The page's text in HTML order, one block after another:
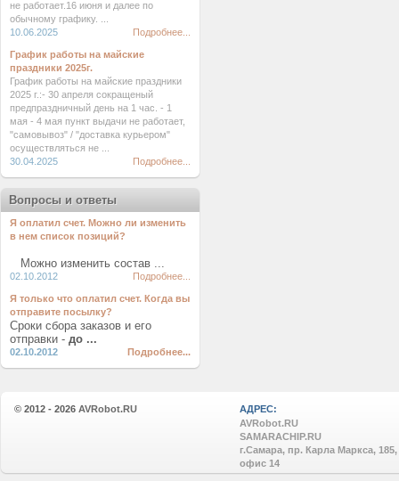
не работает.16 июня и далее по
обычному графику. ...
10.06.2025
Подробнее...
График работы на майские
праздники 2025г.
График работы на майские праздники
2025 г.:- 30 апреля сокращеный
предпраздничный день на 1 час. - 1
мая - 4 мая пункт выдачи не работает,
"самовывоз" / "доставка курьером"
осуществляться не ...
30.04.2025
Подробнее...
Вопросы и ответы
Я оплатил счет. Можно ли изменить
в нем список позиций?
Можно изменить состав ...
02.10.2012 Подробнее...
Я только что оплатил счет. Когда вы
отправите посылку?
Сроки сбора заказов и его
отправки - до ...
02.10.2012 Подробнее...
© 2012 - 2026 AVRobot.RU
АДРЕС:
AVRobot.RU
SAMARACHIP.RU
г.Самара, пр. Карла Маркса, 185,
офис 14